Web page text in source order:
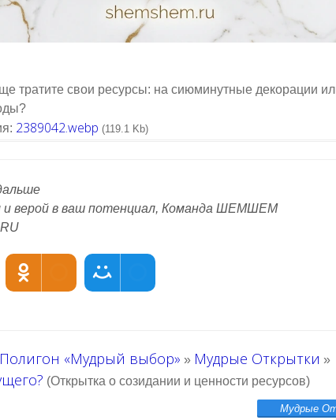
тратите свои ресурсы: на сиюминутные декорации
2389042.webp (119.1 Kb)
и верой в ваш потенциал, Команда ШЕМШЕМ
«Мудрый выбор» » Мудрые Открытки »
(Открытка о созидании и ценности ресурсов)